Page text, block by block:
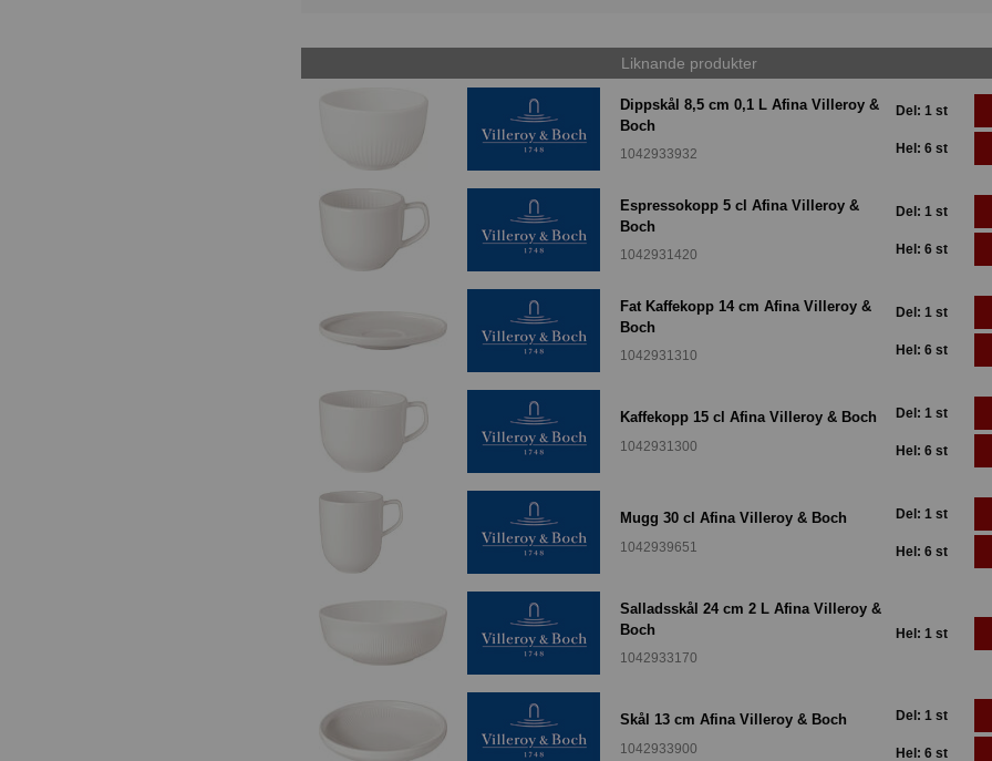
Liknande produkter
Dippskål 8,5 cm 0,1 L Afina Villeroy &
Boch
1042933932
Del: 1 st
Hel: 6 st
Espressokopp 5 cl Afina Villeroy &
Boch
1042931420
Del: 1 st
Hel: 6 st
Fat Kaffekopp 14 cm Afina Villeroy &
Boch
1042931310
Del: 1 st
Hel: 6 st
Kaffekopp 15 cl Afina Villeroy & Boch
1042931300
Del: 1 st
Hel: 6 st
Mugg 30 cl Afina Villeroy & Boch
1042939651
Del: 1 st
Hel: 6 st
Salladsskål 24 cm 2 L Afina Villeroy &
Boch
1042933170
Hel: 1 st
Skål 13 cm Afina Villeroy & Boch
1042933900
Del: 1 st
Hel: 6 st